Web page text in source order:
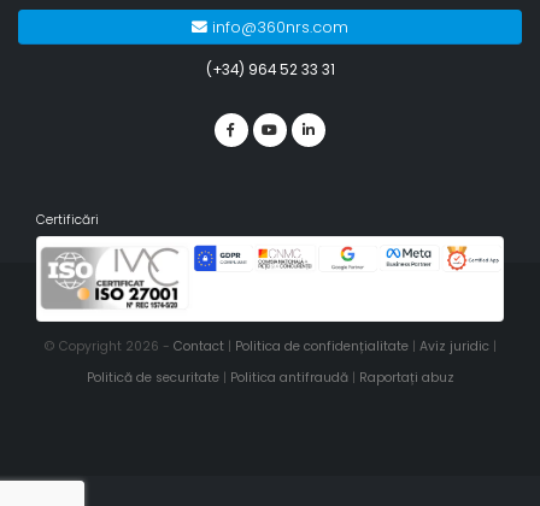
info@360nrs.com
(+34) 964 52 33 31
Certificări
© Copyright 2026 - Contact | Politica de confidențialitate| Aviz juridic|
Politică de securitate| Politica antifraudă| Raportați abuz